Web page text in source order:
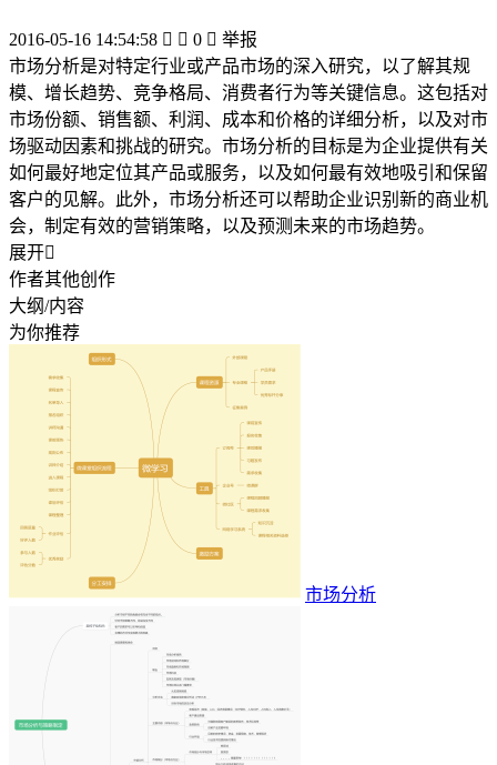
2016-05-16 14:54:58   0  举报
市场分析是对特定行业或产品市场的深入研究，以了解其规
模、增长趋势、竞争格局、消费者行为等关键信息。这包括对
市场份额、销售额、利润、成本和价格的详细分析，以及对市
场驱动因素和挑战的研究。市场分析的目标是为企业提供有关
如何最好地定位其产品或服务，以及如何最有效地吸引和保留
客户的见解。此外，市场分析还可以帮助企业识别新的商业机
会，制定有效的营销策略，以及预测未来的市场趋势。
展开
作者其他创作
大纲/内容
为你推荐
市场分析